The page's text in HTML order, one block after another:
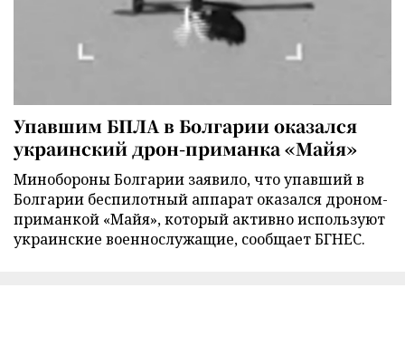
Упавшим БПЛА в Болгарии оказался
украинский дрон-приманка «Майя»
Минобороны Болгарии заявило, что упавший в
Болгарии беспилотный аппарат оказался дроном-
приманкой «Майя», который активно используют
украинские военнослужащие, сообщает БГНЕС.